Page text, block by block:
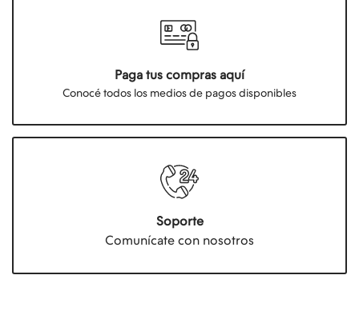
Paga tus compras aquí
Conocé todos los medios de pagos disponibles
Soporte
Comunícate con nosotros